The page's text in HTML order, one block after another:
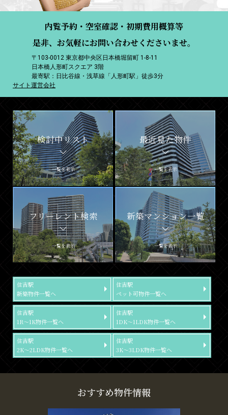
内覧予約・空室確認・初期費用概算等
是非、お気軽にお問い合わせくださいませ。
〒103-0012 東京都中央区日本橋堀留町 1-8-11
日本橋人形町スクエア 3階
最寄駅：日比谷線・浅草線「人形町駅」徒歩3分
サイト運営会社
検討中リスト
一覧を表示
最近見た物件
一覧を表示
フリーレント検索
一覧を表示
新築マンション一覧
一覧を表示
住吉駅
新築物件一覧へ
住吉駅
ペット可物件一覧へ
住吉駅
1R～1K物件一覧へ
住吉駅
1DK～1LDK物件一覧へ
住吉駅
2K～2LDK物件一覧へ
住吉駅
3K～3LDK物件一覧へ
おすすめ物件情報